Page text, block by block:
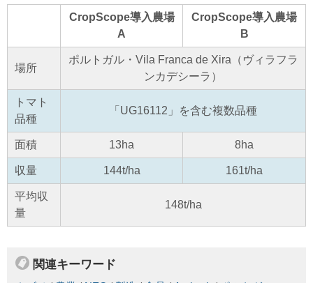
CropScope導入農場
A
CropScope導入農場
B
場所
ポルトガル・Vila Franca de Xira（ヴィラフラ
ンカデシーラ）
トマト
品種
「UG16112」を含む複数品種
面積 13ha 8ha
収量 144t/ha 161t/ha
平均収
量
148t/ha
関連キーワード